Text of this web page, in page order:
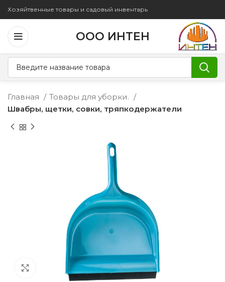
Хозяйтвенные товары и садовый инвентарь
ООО ИНТЕН
Главная
Товары для уборки.
Швабры, щетки, совки, тряпкодержатели
Увеличить